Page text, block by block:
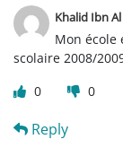
Khalid Ibn
Mon école
scolaire 2008/
0
0
Reply